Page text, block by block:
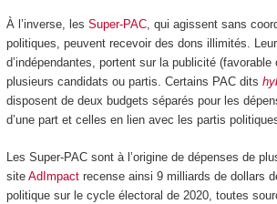
À l’inverse, les Super-PAC, qui agissent sans
politiques, peuvent recevoir des dons illimités.
d’indépendantes, portent sur la publicité (favorable
plusieurs candidats ou partis. Certains PAC dits
disposent de deux budgets séparés pour les
d’une part et celles en lien avec les partis
Les Super-PAC sont à l’origine de dépenses de
site AdImpactrecense ainsi 9 milliards de dollars
politique sur le cycle électoral de 2020, toutes